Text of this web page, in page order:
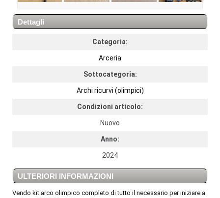
Dettagli
Categoria:
Arceria
Sottocategoria:
Archi ricurvi (olimpici)
Condizioni articolo:
Nuovo
Anno:
2024
ULTERIORI INFORMAZIONI
Vendo kit arco olimpico completo di tutto il necessario per iniziare a